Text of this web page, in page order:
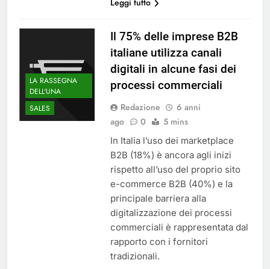
Leggi tutto
LA RASSEGNA
DELL'UNA
SALES
Il 75% delle imprese B2B
italiane utilizza canali
digitali in alcune fasi dei
processi commerciali
Redazione
6 anni
ago
0 5 mins
In Italia l’uso dei marketplace
B2B (18%) è ancora agli inizi
rispetto all’uso del proprio sito
e-commerce B2B (40%) e la
principale barriera alla
digitalizzazione dei processi
commerciali è rappresentata dal
rapporto con i fornitori
tradizionali.